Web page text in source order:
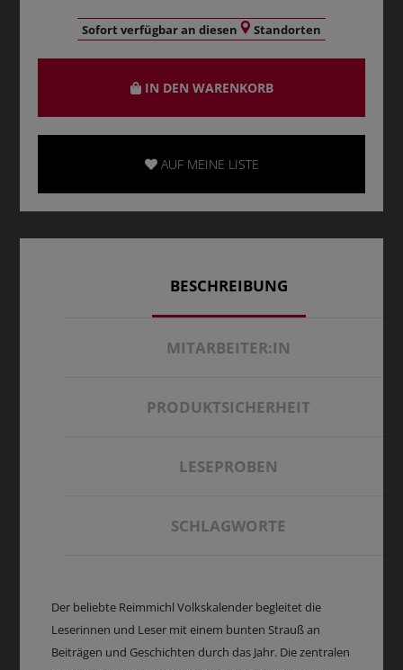
Sofort verfügbar an diesen Standorten
IN DEN WARENKORB
AUF MEINE LISTE
BESCHREIBUNG
MITARBEITER:IN
PRODUKTSICHERHEIT
LESEPROBEN
SCHLAGWORTE
Der beliebte Reimmichl Volkskalender begleitet die
Leserinnen und Leser mit einem bunten Strauß an
Beiträgen und Geschichten durch das Jahr. Die zentralen